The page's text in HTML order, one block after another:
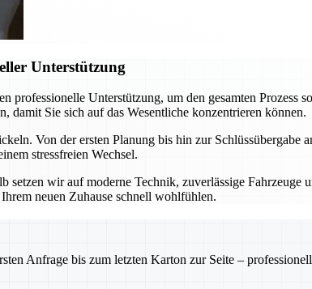
Unterstützung
Unterstützung, um den gesamten Prozess
damit Sie sich auf das Wesentliche konzentrieren können.
Von der ersten Planung bis hin zur
stressfreien Wechsel.
wir auf moderne Technik, zuverlässige Fahrzeuge
neuen Zuhause schnell wohlfühlen.
Anfrage bis zum letzten Karton zur Seite –